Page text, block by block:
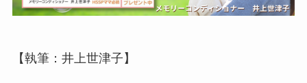
【執筆：井上世津子】